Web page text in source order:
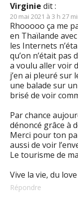
Virginie dit :
20 mai 2021 à 3 h 27
Rhooooo ça me
en Thaïlande
les Internets
qu’on n’était pas
a voulu aller voir
j’en ai pleuré sur
une balade sur
brisé de voir
Par chance
dénoncé grâce à
Merci pour ton
aussi de voir
Le tourisme de
Vive la vie, du
Répondre